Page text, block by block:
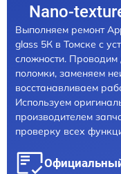
Nano-
Выполняем ремонт
glass 5К в Томске с
сложности. Проводим
поломки, заменяем
восстанавливаем
Используем
производителем
проверку всех